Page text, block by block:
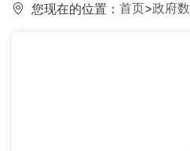
您现在的位置： 首页>政府